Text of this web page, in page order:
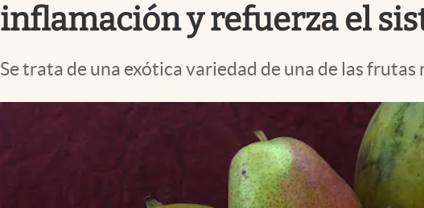
Tv
Espiritualidad
inflamación y refuerza el
Se trata de una exótica variedad de una de las